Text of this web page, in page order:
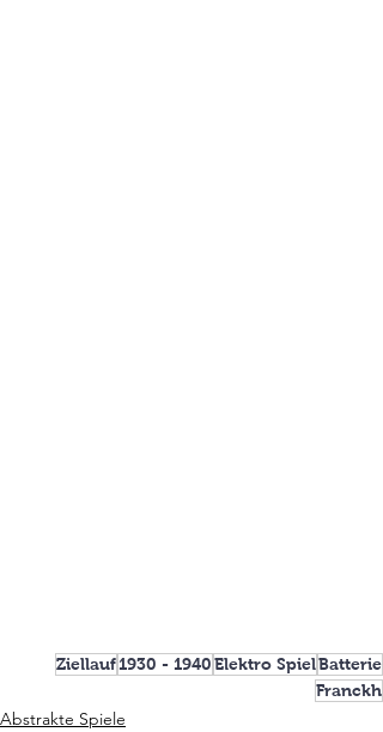
Ziellauf1930 - 1940Elektro SpielBatterie
Franckh
Abstrakte Spiele